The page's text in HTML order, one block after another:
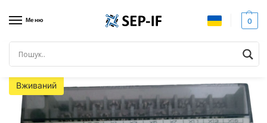
Меню 0
Головна HONEYWELL 94G-11A-1B0BCCBA400G-HC. Перетворювач тиску. Вживаний
Вживаний